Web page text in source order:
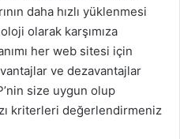
daha hızlı yüklenmesi
olarak karşımıza
her web sitesi için
ve dezavantajlar
size uygun olup
kriterleri değerlendirmeniz